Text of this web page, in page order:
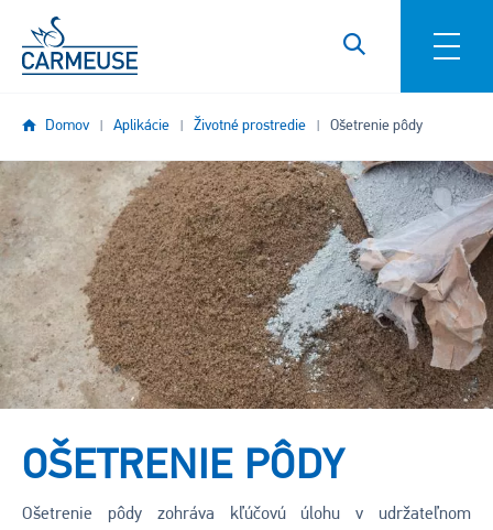
Skočiť na hlavný obsah
Domov Aplikácie Životné prostredie Ošetrenie pôdy
OŠETRENIE PÔDY
Ošetrenie pôdy zohráva kľúčovú úlohu v udržateľnom
Obrázok